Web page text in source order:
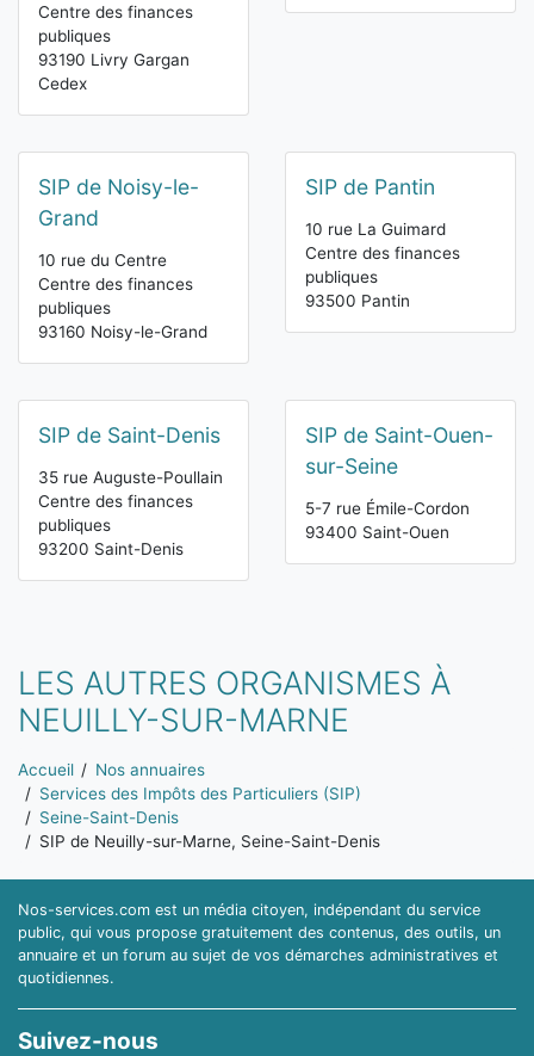
Centre des finances
publiques
93190 Livry Gargan
Cedex
SIP de Noisy-le-
Grand
10 rue du Centre
Centre des finances
publiques
93160 Noisy-le-Grand
SIP de Pantin
10 rue La Guimard
Centre des finances
publiques
93500 Pantin
SIP de Saint-Denis
35 rue Auguste-Poullain
Centre des finances
publiques
93200 Saint-Denis
SIP de Saint-Ouen-
sur-Seine
5-7 rue Émile-Cordon
93400 Saint-Ouen
LES AUTRES ORGANISMES À
NEUILLY-SUR-MARNE
Vous êtes ici:
Accueil
Nos annuaires
Services des Impôts des Particuliers (SIP)
Seine-Saint-Denis
SIP de Neuilly-sur-Marne, Seine-Saint-Denis
Nos-services.com est un média citoyen, indépendant du service
public, qui vous propose gratuitement des contenus, des outils, un
annuaire et un forum au sujet de vos démarches administratives et
quotidiennes.
Suivez-nous